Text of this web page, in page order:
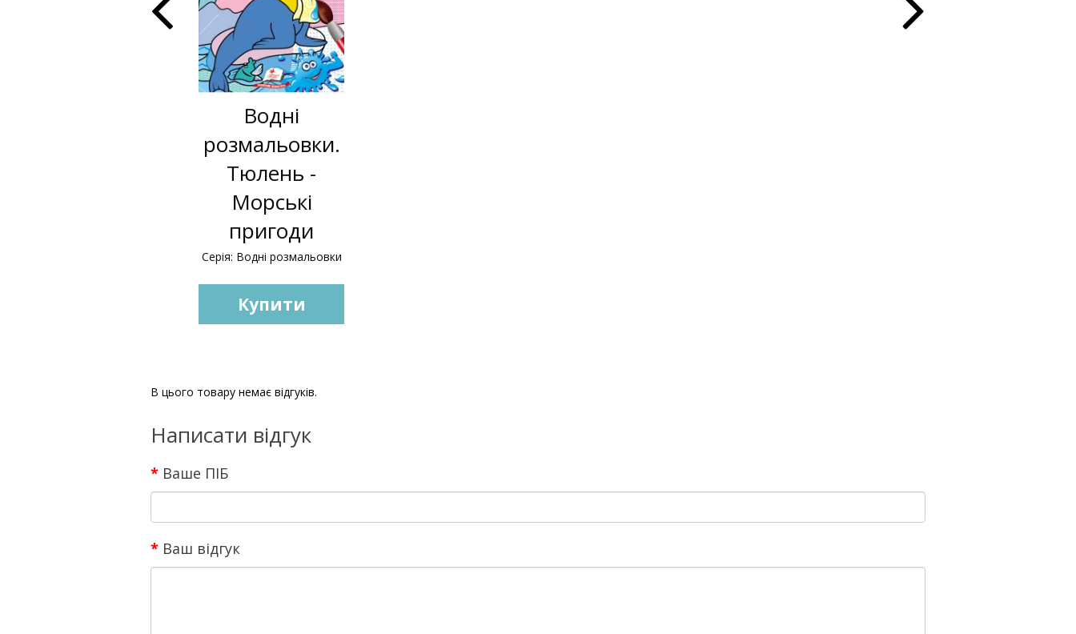
Водні
розмальовки.
Тюлень -
Морські
пригоди
Серія: Водні розмальовки
Купити
В цього товару немає відгуків.
Написати відгук
Ваше ПІБ
Ваш відгук